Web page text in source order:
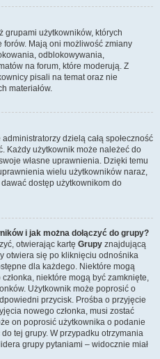
grupami użytkowników, których
Mają oni możliwość zmiany
odblokowywania,
na forum, które moderują. Z
pisali na temat oraz nie
materiałów.
dzielą całą społeczność
Każdy użytkownik może należeć do
własne uprawnienia. Dzięki temu
wielu użytkowników naraz,
dostęp użytkownikom do
i jak można dołączyć do grupy?
otwierając kartę Grupy znajdującą
otwiera się po kliknięciu odnośnika
dla każdego. Niektóre mogą
niektóre mogą być zamknięte,
Użytkownik może poprosić o
przycisk. Prośba o przyjęcie
nowego członka, musi zostać
on poprosić użytkownika o podanie
tej grupy. W przypadku otrzymania
grupy pytaniami – widocznie miał